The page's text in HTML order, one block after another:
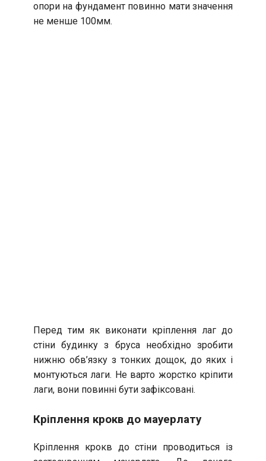
опори на фундамент повинно мати значення
не менше 100мм.
Перед тим як виконати кріплення лаг до
стіни будинку з бруса необхідно зробити
нижню обв’язку з тонких дощок, до яких і
монтуються лаги. Не варто жорстко кріпити
лаги, вони повинні бути зафіксовані.
Кріплення крокв до мауерлату
Кріплення крокв до стіни проводиться із